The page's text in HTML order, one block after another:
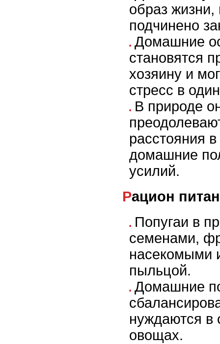
образ жизни,
подчинено
Домашние
становятся
хозяину и
стресс в
В природе
расстояния
домашние
усилий.
Рацион
Попугаи в
семенами,
насекомыми
пыльцой.
Домашние
нуждаются в
овощах.